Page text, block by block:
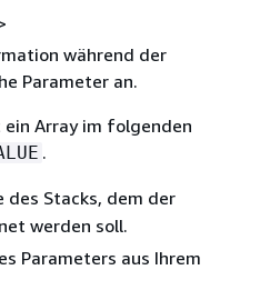
während der
Parameter an.
Array im folgenden
.
des Stacks, dem der
werden soll.
Parameters aus Ihrem